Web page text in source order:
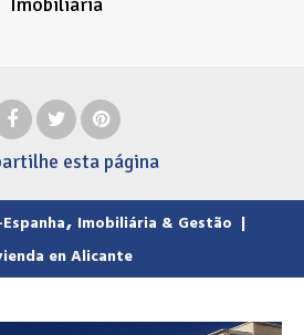
esta página
, Imobiliária & Gestão |
en Alicante